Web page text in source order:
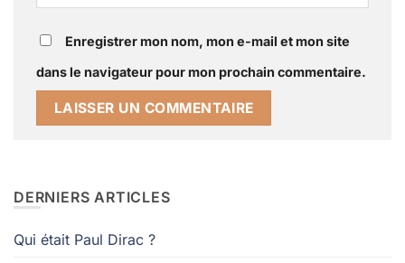
Enregistrer mon nom, mon e-mail et mon site
dans le navigateur pour mon prochain commentaire.
DERNIERS ARTICLES
Qui était Paul Dirac ?